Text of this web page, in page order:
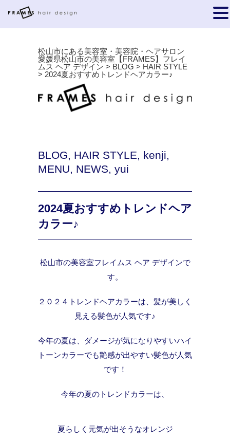
松山市にある美容室・美容院・ヘアサロン
愛媛県松山市の美容室【FRAMES】フレイ
ムス ヘア デザイン > BLOG > HAIR STYLE
> 2024夏おすすめトレンドヘアカラー♪
BLOG, HAIR STYLE, kenji,
MENU, NEWS, yui
2024夏おすすめトレンドヘア
カラー♪
松山市の美容室フレイムス ヘア デザインで
す。
２０２４トレンドヘアカラーは、髪が美しく
見える髪色が人気です♪
今年の夏は、ダメージが気になりやすいハイ
トーンカラーでも艶感が出やすい髪色が人気
です！
今年の夏のトレンドカラーは、
夏らしく元気が出そうなオレンジ